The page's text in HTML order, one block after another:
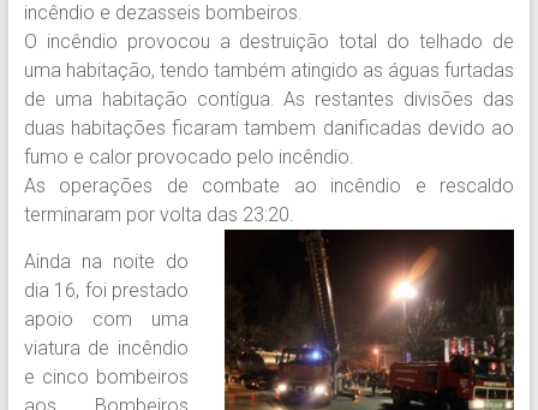
incêndio e dezasseis bombeiros.
O incêndio provocou a destruição total do telhado de
uma habitação, tendo também atingido as águas furtadas
de uma habitação contígua. As restantes divisões das
duas habitações ficaram tambem danificadas devido ao
fumo e calor provocado pelo incêndio.
As operações de combate ao incêndio e rescaldo
terminaram por volta das 23:20.
Ainda na noite do
dia 16, foi prestado
apoio com uma
viatura de incêndio
e cinco bombeiros